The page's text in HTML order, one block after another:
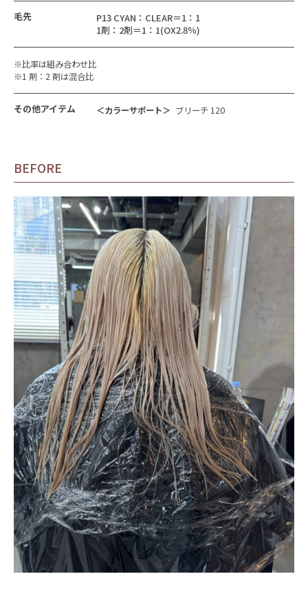
毛先
P13 CYAN：CLEAR＝1：1
1剤：2剤＝1：1(OX2.8％)
※比率は組み合わせ比
※1 剤：2 剤は混合比
その他アイテム ＜カラーサポート＞ ブリーチ 120
BEFORE